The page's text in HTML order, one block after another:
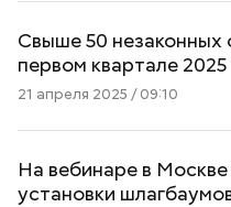
Свыше 50 незаконных
первом квартале 2025
21 апреля 2025 / 09:10
На вебинаре в
установки